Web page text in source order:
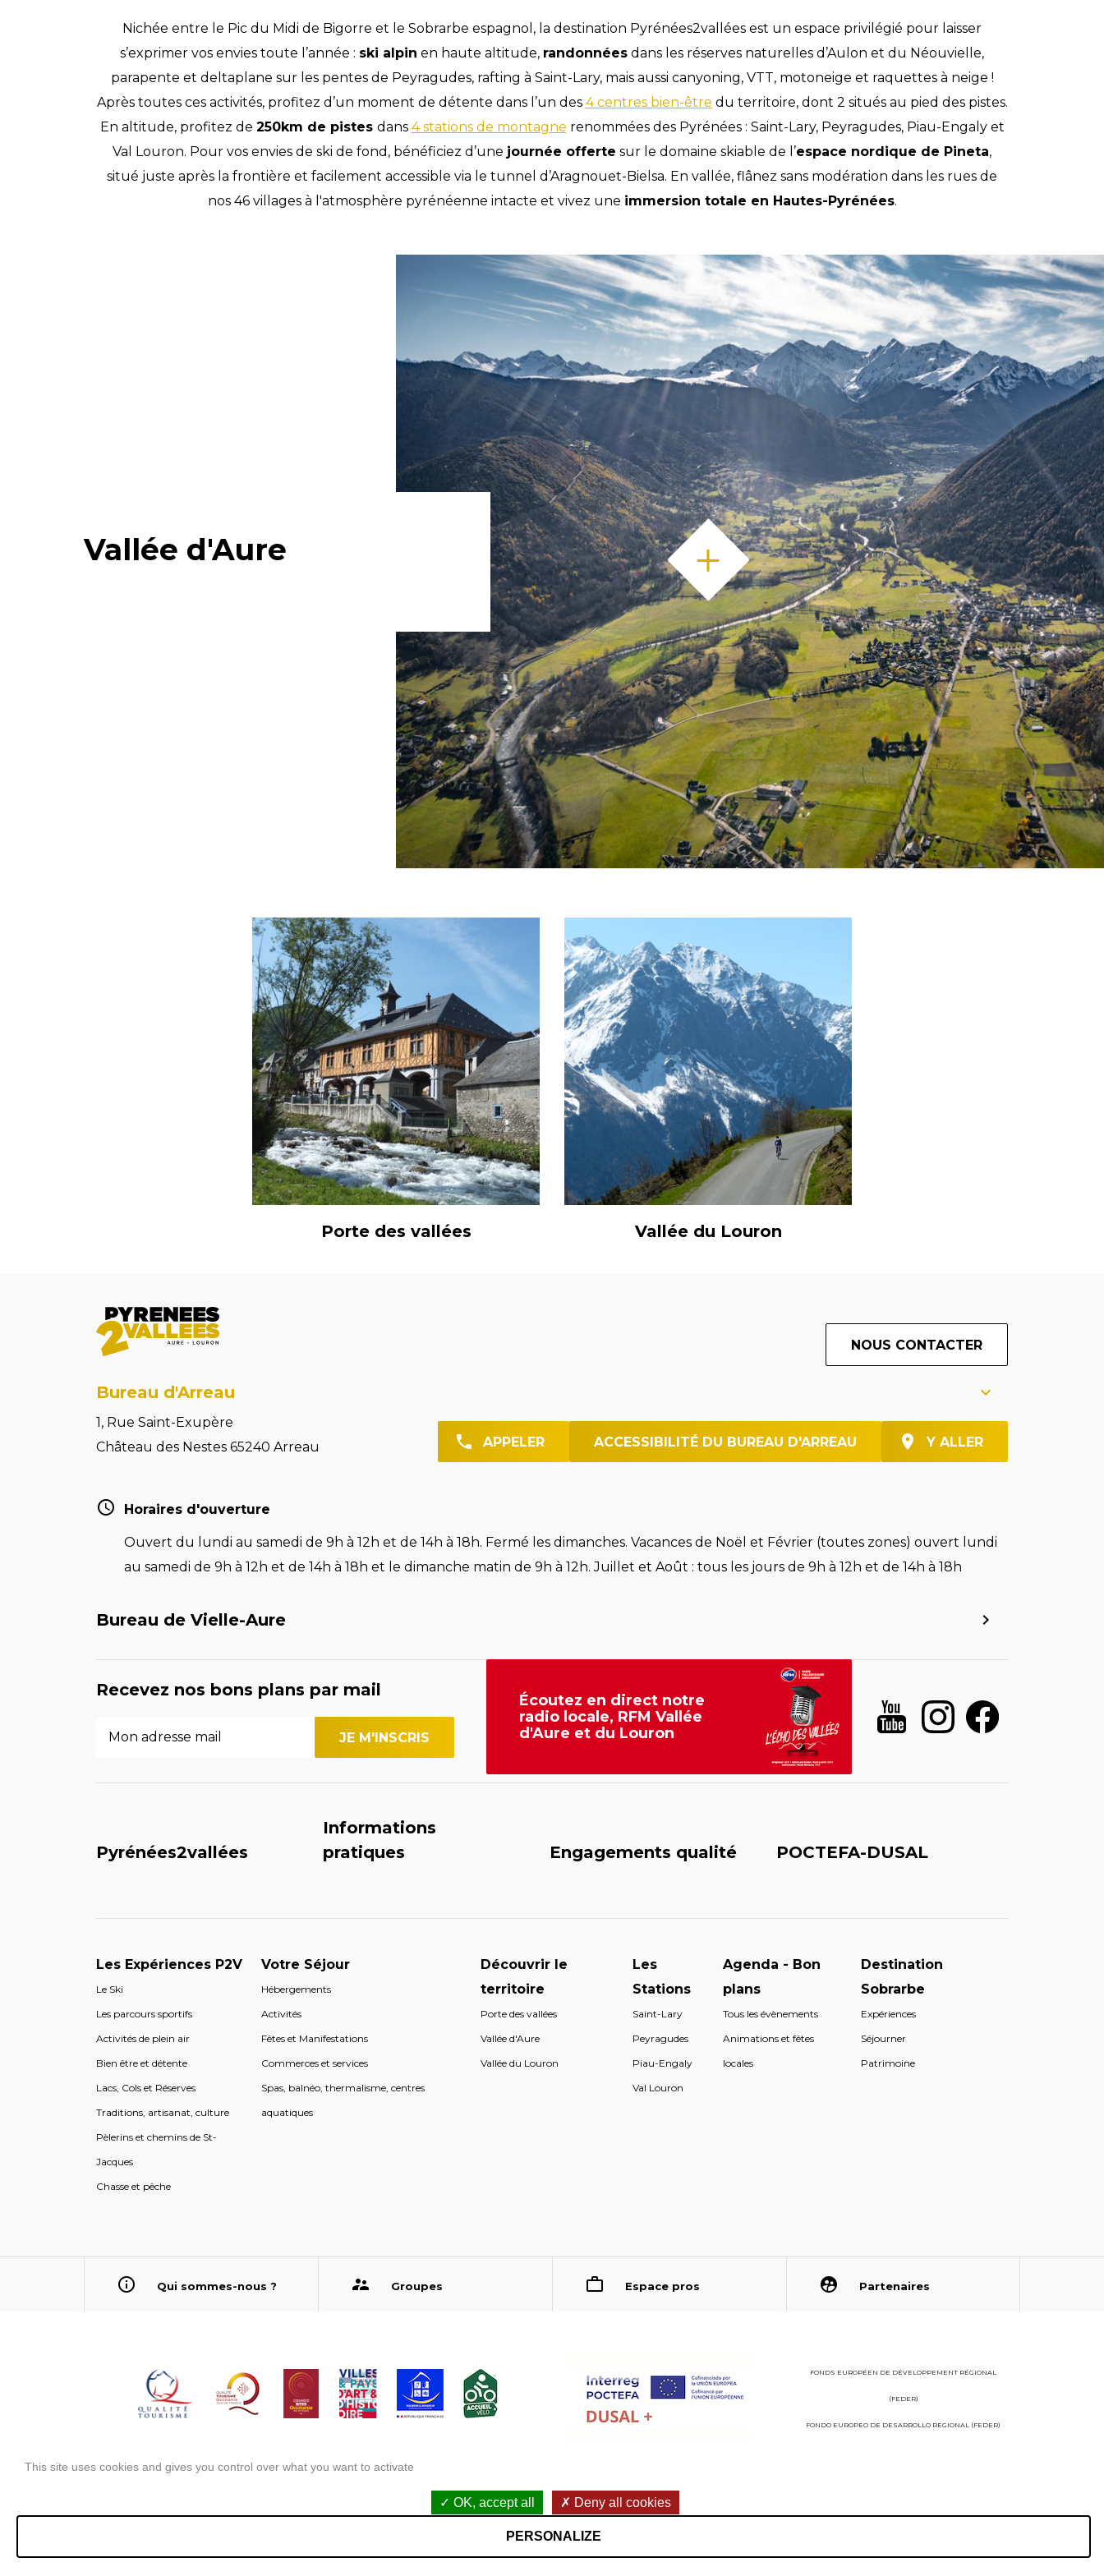
Nichée entre le Pic du Midi de Bigorre et le Sobrarbe espagnol, la destination Pyrénées2vallées est un espace privilégié pour laisser
s’exprimer vos envies toute l’année : ski alpin en haute altitude, randonnées dans les réserves naturelles d’Aulon et du Néouvielle,
parapente et deltaplane sur les pentes de Peyragudes, rafting à Saint-Lary, mais aussi canyoning, VTT, motoneige et raquettes à neige !
Après toutes ces activités, profitez d’un moment de détente dans l’un des 4 centres bien-être du territoire, dont 2 situés au pied des pistes.
En altitude, profitez de 250km de pistes dans 4 stations de montagne renommées des Pyrénées : Saint-Lary, Peyragudes, Piau-Engaly et
Val Louron. Pour vos envies de ski de fond, bénéficiez d’une journée offerte sur le domaine skiable de l’espace nordique de Pineta,
situé juste après la frontière et facilement accessible via le tunnel d’Aragnouet-Bielsa. En vallée, flânez sans modération dans les rues de
nos 46 villages à l'atmosphère pyrénéenne intacte et vivez une immersion totale en Hautes-Pyrénées.
Vallée d'Aure
Porte des vallées Vallée du Louron
NOUS CONTACTER
Bureau d'Arreau
1, Rue Saint-Exupère
Château des Nestes 65240 Arreau
APPELER ACCESSIBILITÉ DU BUREAU D'ARREAU Y ALLER
Horaires d'ouverture
Ouvert du lundi au samedi de 9h à 12h et de 14h à 18h. Fermé les dimanches. Vacances de Noël et Février (toutes zones) ouvert lundi
au samedi de 9h à 12h et de 14h à 18h et le dimanche matin de 9h à 12h. Juillet et Août : tous les jours de 9h à 12h et de 14h à 18h
Bureau de Vielle-Aure
Recevez nos bons plans par mail
Écoutez en direct notre
radio locale, RFM Vallée
d'Aure et du Louron
Pyrénées2vallées
Informations
pratiques
Engagements qualité POCTEFA-DUSAL
Les Expériences P2V
Le Ski
Les parcours sportifs
Activités de plein air
Bien être et détente
Lacs, Cols et Réserves
Traditions, artisanat, culture
Pèlerins et chemins de St-
Jacques
Chasse et pêche
Votre Séjour
Hébergements
Activités
Fêtes et Manifestations
Commerces et services
Spas, balnéo, thermalisme, centres
aquatiques
Découvrir le
territoire
Porte des vallées
Vallée d'Aure
Vallée du Louron
Les
Stations
Saint-Lary
Peyragudes
Piau-Engaly
Val Louron
Agenda - Bon
plans
Tous les évènements
Animations et fêtes
locales
Destination
Sobrarbe
Expériences
Séjourner
Patrimoine
Qui sommes-nous ? Groupes Espace pros Partenaires
FONDS EUROPÉEN DE DÉVELOPPEMENT RÉGIONAL
(FEDER)
FONDO EUROPEO DE DESARROLLO REGIONAL (FEDER)
Mentions légales Accessibilité : non conforme StudioJuillet
This site uses cookies and gives you control over what you want to activate
OK, accept all Deny all cookies
PERSONALIZE